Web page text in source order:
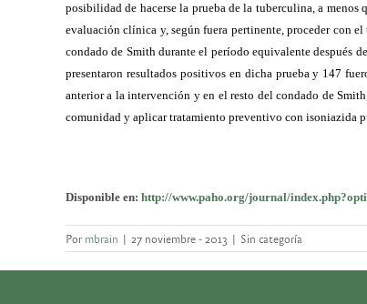
posibilidad de hacerse la prueba de la tuberculina, a menos
evaluación clínica y, según fuera pertinente, proceder con
condado de Smith durante el período equivalente después
presentaron resultados positivos en dicha prueba y 147
anterior a la intervención y en el resto del condado de
comunidad y aplicar tratamiento preventivo con isoniazida
Disponible en: http://www.paho.org/journal/
Pormbrain | 27 noviembre - 2013 | Sin categoría